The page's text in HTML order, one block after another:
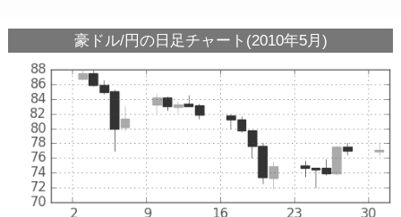
豪ドル/円の日足チャート(2010年5月)